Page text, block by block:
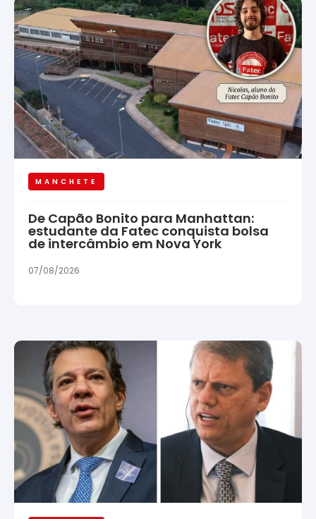
MANCHETE
De Capão Bonito para Manhattan:
estudante da Fatec conquista bolsa
de intercâmbio em Nova York
07/08/2026